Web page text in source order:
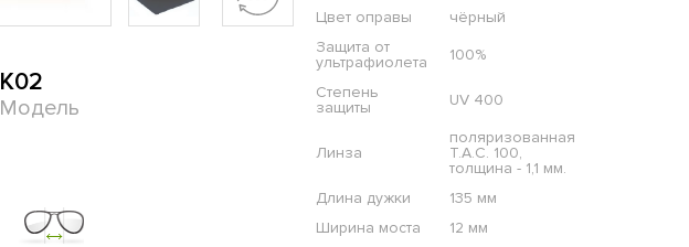
K02
Модель
Цвет оправы
чёрный
Защита от
ультрафиолета
100%
Степень
защиты
UV 400
Линза
поляризованная
T.A.C. 100,
толщина - 1,1 мм.
Длина дужки
135 мм
Ширина моста
12 мм